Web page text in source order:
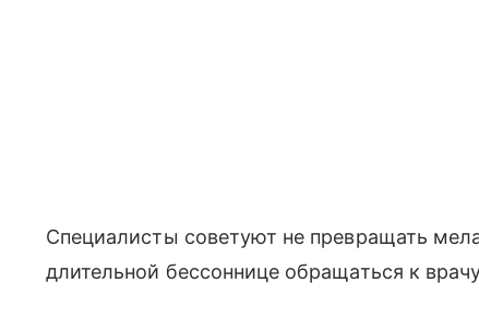
Специалисты советуют не превращать
длительной бессоннице обращаться к